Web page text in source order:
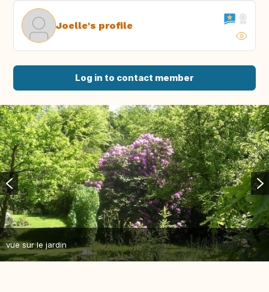
Joelle's profile
Log in to contact member
vue sur le jardin